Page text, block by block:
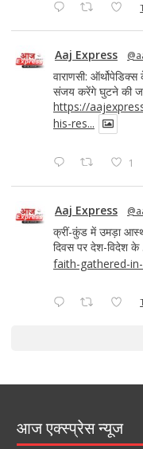
Aaj Express
वाराणसी:
संजय करेंगे घुटने की
https://
his-res...
1
Aaj Express
क्रीं-कुंड में उमड़ा
दिवस पर देश-विदेश के
faith-gathered-
आज एक्स्प्रेस न्यूज